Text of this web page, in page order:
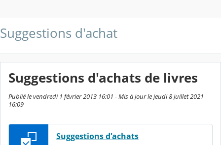
Suggestions d'achat
Suggestions d'achats de livres
Publié le vendredi 1 février 2013 16:01 - Mis à jour le jeudi 8 juillet 2021
16:09
Suggestions d'achats